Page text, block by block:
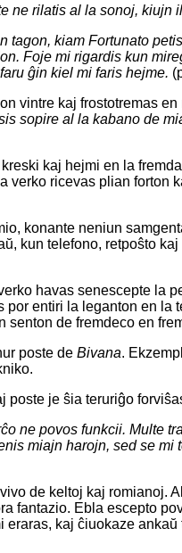
ne rilatis al la sonoj, kiujn
kiam Fortunato
Foje mi rigardis kun
ĝin kiel mi faris hejme.
vintre kaj frostotremas en
sopire al la kabano de
kaj hejmi en la
verko ricevas plian forton
konante neniun
kun telefono, retpoŝto
havas senescepte la
entiri la leganton en la
senton de fremdeco en
poste deBivana.
je ŝia teruriĝo
ne povos funkcii. Multe
miajn harojn, sed se mi
de keltoj kaj romianoj.
fantazio. Ebla escepto
kaj ĉiuokaze